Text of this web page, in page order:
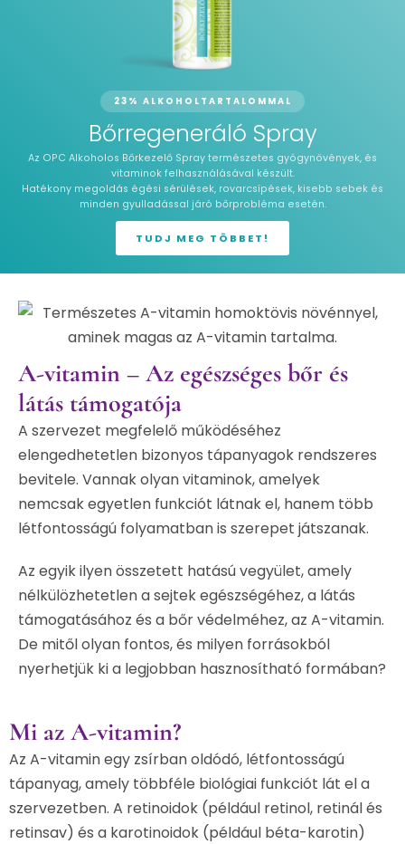
23% ALKOHOLTARTALOMMAL
Bőrregeneráló Spray
Az OPC Alkoholos Bőrkezelő Spray természetes gyógynövények, és
vitaminok felhasználásával készült.
Hatékony megoldás égési sérülések, rovarcsípések, kisebb sebek és
minden gyulladással járó bőrprobléma esetén.
TUDJ MEG TÖBBET!
A-vitamin – Az egészséges bőr és
látás támogatója
A szervezet megfelelő működéséhez
elengedhetetlen bizonyos tápanyagok rendszeres
bevitele. Vannak olyan vitaminok, amelyek
nemcsak egyetlen funkciót látnak el, hanem több
létfontosságú folyamatban is szerepet játszanak.
Az egyik ilyen összetett hatású vegyület, amely
nélkülözhetetlen a sejtek egészségéhez, a látás
támogatásához és a bőr védelméhez, az A-vitamin.
De mitől olyan fontos, és milyen forrásokból
nyerhetjük ki a legjobban hasznosítható formában?
Mi az A-vitamin?
Az A-vitamin egy zsírban oldódó, létfontosságú
tápanyag, amely többféle biológiai funkciót lát el a
szervezetben. A retinoidok (például retinol, retinál és
retinsav) és a karotinoidok (például béta-karotin)